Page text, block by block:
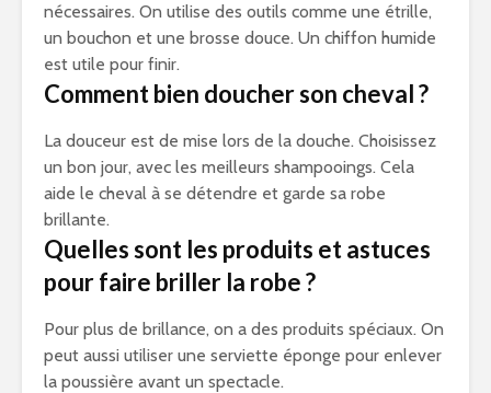
nécessaires. On utilise des outils comme une étrille,
un bouchon et une brosse douce. Un chiffon humide
est utile pour finir.
Comment bien doucher son cheval ?
La douceur est de mise lors de la douche. Choisissez
un bon jour, avec les meilleurs shampooings. Cela
aide le cheval à se détendre et garde sa robe
brillante.
Quelles sont les produits et astuces
pour faire briller la robe ?
Pour plus de brillance, on a des produits spéciaux. On
peut aussi utiliser une serviette éponge pour enlever
la poussière avant un spectacle.